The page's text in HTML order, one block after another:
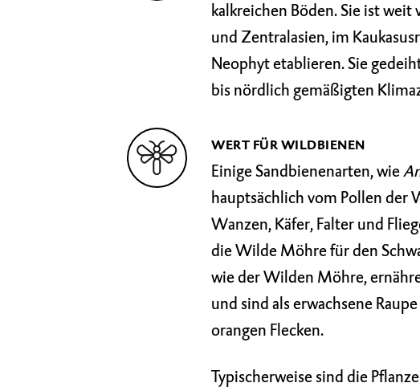
kalkreichen Böden. Sie ist
und Zentralasien, im
Neophyt etablieren. Sie
bis nördlich gemäßigten
WERT FÜR WILDBIENEN
Einige Sandbienenarten, wie
hauptsächlich vom Pollen der
Wanzen, Käfer, Falter und
die Wilde Möhre für den
wie der Wilden Möhre,
und sind als erwachsene
orangen Flecken.
Typischerweise sind die